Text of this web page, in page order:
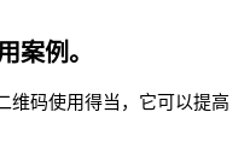
案例。
码使用得当，它可以提高